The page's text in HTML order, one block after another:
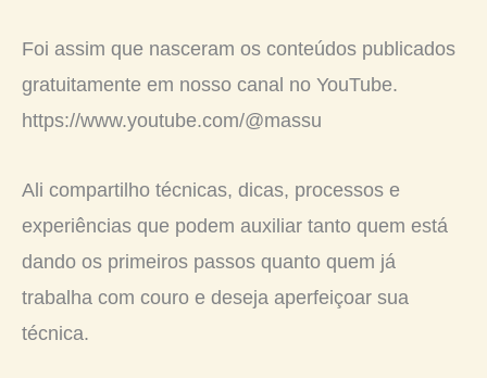
Foi assim que nasceram os conteúdos publicados
gratuitamente em nosso canal no YouTube.
https://www.youtube.com/@massu
Ali compartilho técnicas, dicas, processos e
experiências que podem auxiliar tanto quem está
dando os primeiros passos quanto quem já
trabalha com couro e deseja aperfeiçoar sua
técnica.